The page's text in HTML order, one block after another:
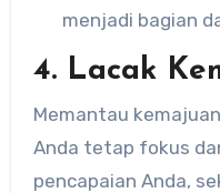
menjadi bagian
4. Lacak
Memantau
Anda tetap fokus
pencapaian Anda,